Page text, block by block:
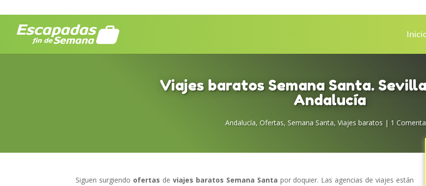
Viajes baratos Semana Santa.
Andalucía
Andalucía, Ofertas, Semana Santa, Viajes baratos | 1
Siguen surgiendo ofertas de viajes baratos Semana Santa por doquier. Las agencias de viajes están